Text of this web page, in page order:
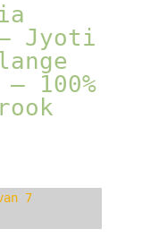
– Jyoti
100%